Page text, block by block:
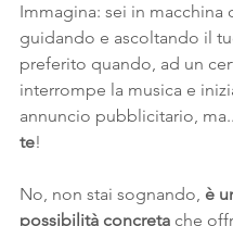
Immagina: sei in macchina
guidando e ascoltando il
preferito quando, ad un
interrompe la musica e
annuncio pubblicitario,
te!
No, non stai sognando, è
possibilità concreta che